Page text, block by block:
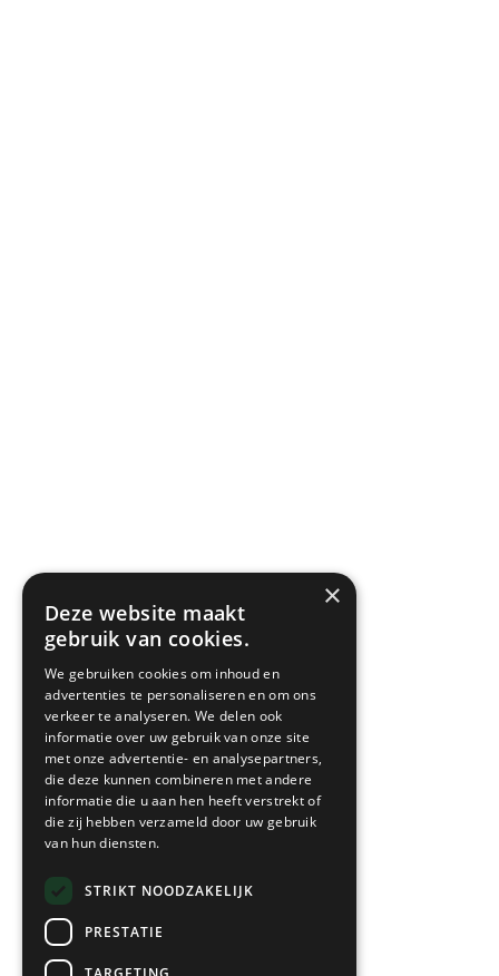
×
Deze website maakt
gebruik van cookies.
We gebruiken cookies om inhoud en
advertenties te personaliseren en om ons
verkeer te analyseren. We delen ook
informatie over uw gebruik van onze site
met onze advertentie- en analysepartners,
die deze kunnen combineren met andere
informatie die u aan hen heeft verstrekt of
die zij hebben verzameld door uw gebruik
van hun diensten.
STRIKT NOODZAKELIJK
PRESTATIE